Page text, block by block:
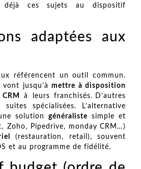
déjà ces sujets au dispositif
adaptées aux
référencent un outil commun.
vont jusqu’à mettre à disposition
à leurs franchisés. D’autres
spécialisées. L’alternative
solution généraliste simple et
Zoho, Pipedrive, monday CRM…)
(restauration, retail), souvent
et au programme de fidélité.